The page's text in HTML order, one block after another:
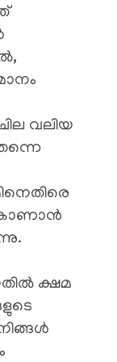
വലിയ
കാണാൻ
ക്ഷമ